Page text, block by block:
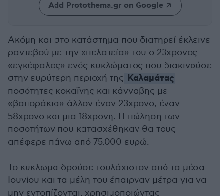
Add Protothema.gr on Google
Ακόμη και στο κατάστημα που διατηρεί έκλεινε
ραντεβού με την «πελατεία» του ο 23χρονος
«εγκέφαλος» ενός κυκλώματος που διακινούσε
στην ευρύτερη περιοχή της Καλαμάτας
ποσότητες κοκαΐνης και κάνναβης με
«βαποράκια» άλλον έναν 23χρονο, έναν
58χρονο και μια 18χρονη. Η πώληση των
ποσοτήτων που κατασχέθηκαν θα τους
απέφερε πάνω από 75.000 ευρώ.
Το κύκλωμα δρούσε τουλάχιστον από τα μέσα
Ιουνίου και τα μέλη του έπαιρναν μέτρα για να
μην εντοπίζονται, χρησιμοποιώντας